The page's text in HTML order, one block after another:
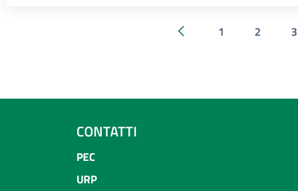
Precedenti 20 elementi
1 2 3
CONTATTI
PEC
URP